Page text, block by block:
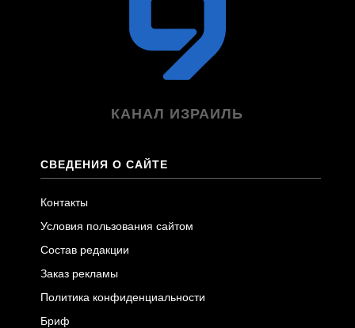
КАНАЛ ИЗРАИЛЬ
СВЕДЕНИЯ О САЙТЕ
Контакты
Условия пользования сайтом
Состав редакции
Заказ рекламы
Политика конфиденциальности
Бриф